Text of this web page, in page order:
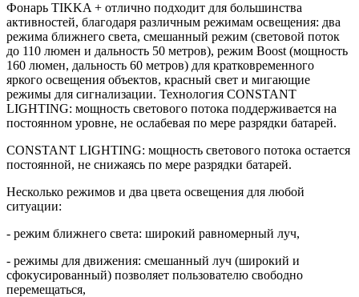
Фонарь TIKKA + отлично подходит для большинства
активностей, благодаря различным режимам освещения: два
режима ближнего света, смешанный режим (световой поток
до 110 люмен и дальность 50 метров), режим Boost (мощность
160 люмен, дальность 60 метров) для кратковременного
яркого освещения объектов, красный свет и мигающие
режимы для сигнализации. Технология CONSTANT
LIGHTING: мощность светового потока поддерживается на
постоянном уровне, не ослабевая по мере разрядки батарей.
CONSTANT LIGHTING: мощность светового потока остается
постоянной, не снижаясь по мере разрядки батарей.
Несколько режимов и два цвета освещения для любой
ситуации:
- режим ближнего света: широкий равномерный луч,
- режимы для движения: смешанный луч (широкий и
сфокусированный) позволяет пользователю свободно
перемещаться,